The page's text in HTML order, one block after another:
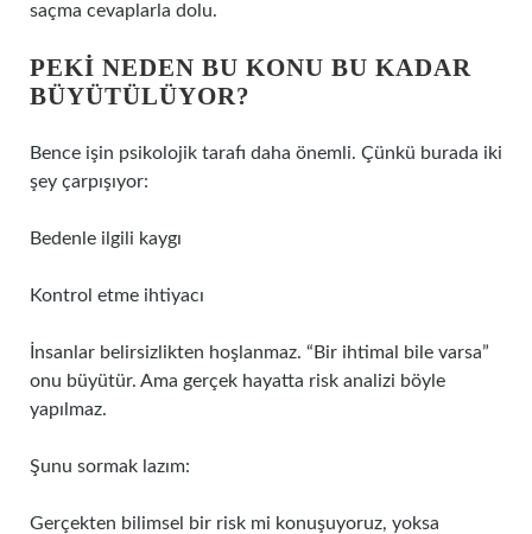
saçma cevaplarla dolu.
PEKI NEDEN BU KONU BU KADAR
BÜYÜTÜLÜYOR?
Bence işin psikolojik tarafı daha önemli. Çünkü burada iki
şey çarpışıyor:
Bedenle ilgili kaygı
Kontrol etme ihtiyacı
İnsanlar belirsizlikten hoşlanmaz. “Bir ihtimal bile varsa”
onu büyütür. Ama gerçek hayatta risk analizi böyle
yapılmaz.
Şunu sormak lazım:
Gerçekten bilimsel bir risk mi konuşuyoruz, yoksa